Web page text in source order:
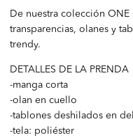
De nuestra colección
transparencias, olanes y
trendy.
DETALLES DE LA PRENDA
-manga corta
-olan en cuello
-tablones deshilados en
-tela: poliéster